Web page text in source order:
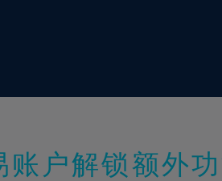
11%
账户解锁额外